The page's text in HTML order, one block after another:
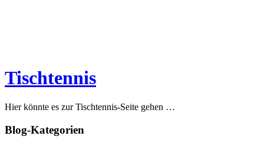
Tischtennis
Hier könnte es zur Tischtennis-Seite gehen …
Blog-Kategorien